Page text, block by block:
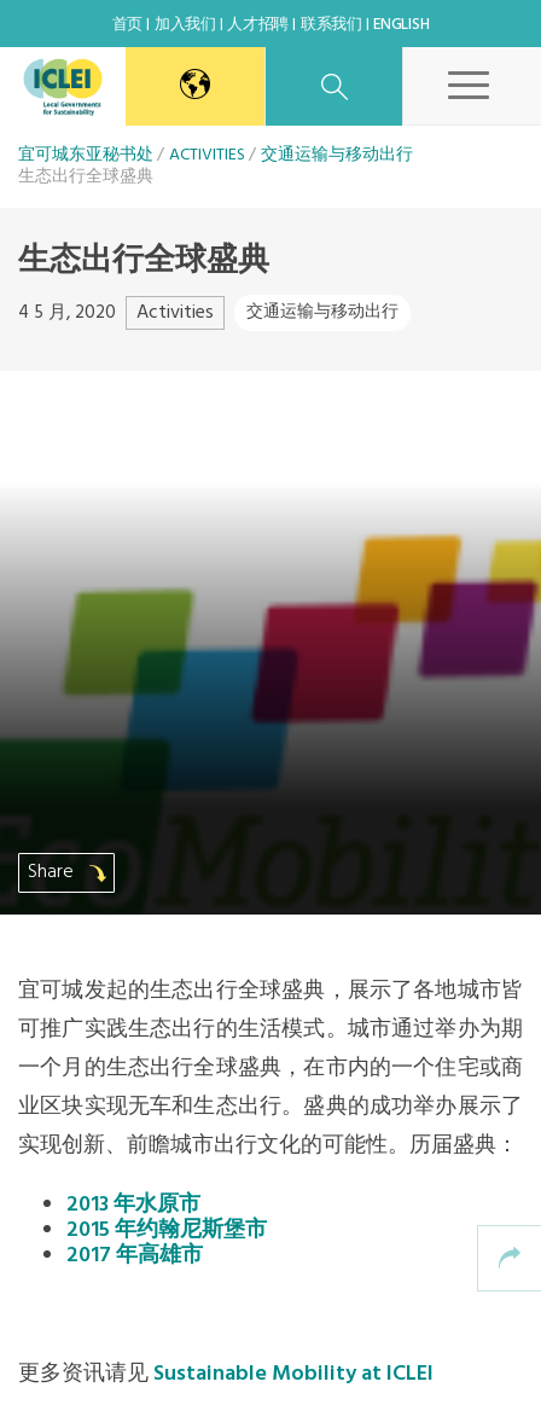
首页 加入我们 人才招聘 联系我们 ENGLISH
东亚秘书处
日本办公室
欧洲秘书处
加拿大办公室
墨西哥、中美洲和加勒比海区秘书处
大洋洲秘书处
南美洲秘书处
南亚秘书处
东南亚秘书处
宜可城东亚秘书处 ACTIVITIES 交通运输与移动出行
生态出行全球盛典
生态出行全球盛典
4 5 月, 2020 Activities 交通运输与移动出行
Share
宜可城发起的生态出行全球盛典，展示了各地城市皆
可推广实践生态出行的生活模式。城市通过举办为期
一个月的生态出行全球盛典，在市内的一个住宅或商
业区块实现无车和生态出行。盛典的成功举办展示了
实现创新、前瞻城市出行文化的可能性。历届盛典：
2013 年水原市
2015 年约翰尼斯堡市
2017 年高雄市
更多资讯请见Sustainable Mobility at ICLEI